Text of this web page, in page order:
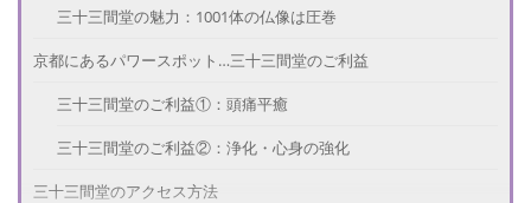
三十三間堂の魅力：1001体の仏像は圧巻
京都にあるパワースポット…三十三間堂のご利益
三十三間堂のご利益①：頭痛平癒
三十三間堂のご利益②：浄化・心身の強化
三十三間堂のアクセス方法